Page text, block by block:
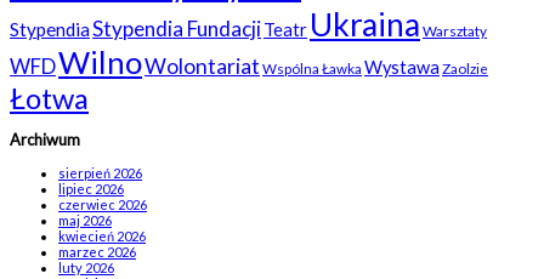
StypendiaStypendia FundacjiTeatr Ukraina Warsztaty
WFDWilnoWolontariat Wspólna Ławka Wystawa Zaolzie
Łotwa
Archiwum
sierpień 2026
lipiec 2026
czerwiec 2026
maj 2026
kwiecień 2026
marzec 2026
luty 2026